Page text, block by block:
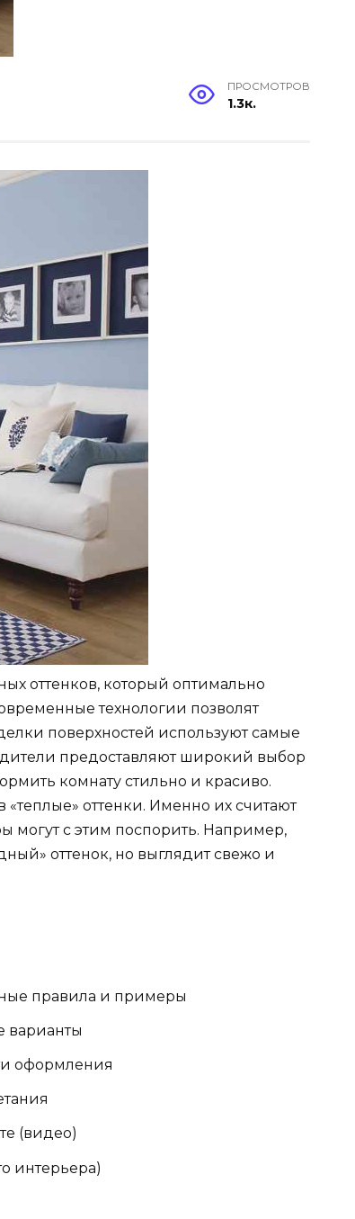
ПРОСМОТРОВ
1.3к.
оттенков, который оптимально
технологии позволят
поверхностей используют самые
предоставляют широкий выбор
комнату стильно и красиво.
оттенки. Именно их считают
с этим поспорить. Например,
оттенок, но выглядит свежо и
правила и примеры
варианты
оформления
(видео)
интерьера)